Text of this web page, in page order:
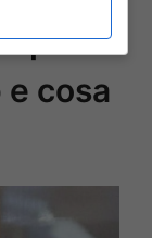
il
cosa